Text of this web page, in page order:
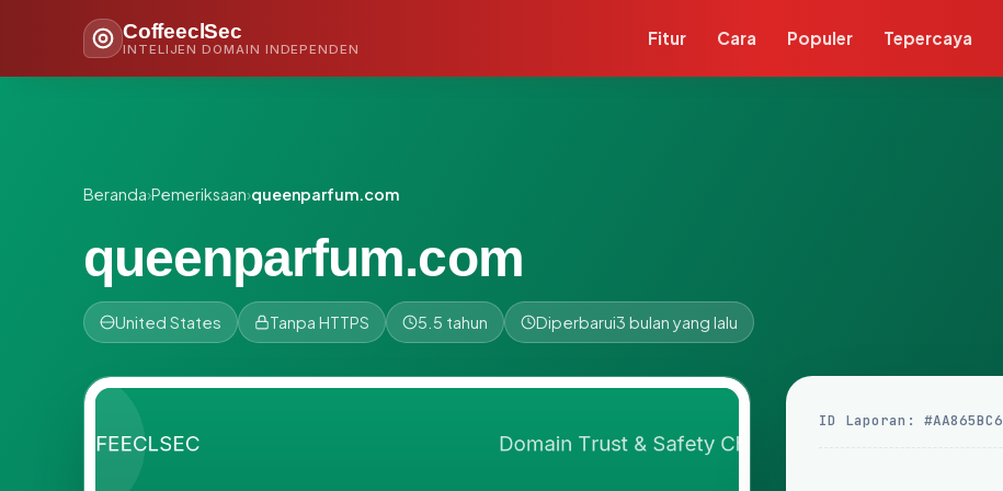
CoffeeclSec
INTELIJEN DOMAIN INDEPENDEN
Fitur Cara Populer Tepercaya
Beranda›Pemeriksaan›queenparfum.com
queenparfum.com
United States Tanpa HTTPS 5.5 tahun Diperbarui3 bulan yang lalu
ID Laporan: #AA865BC6